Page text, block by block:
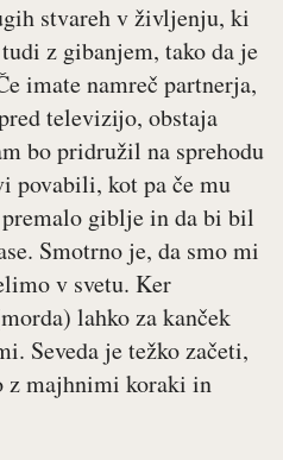
stvareh v življenju, ki
z gibanjem, tako da je
imate namreč partnerja,
televizijo, obstaja
bo pridružil na sprehodu
povabili, kot pa če mu
giblje in da bi bil
Smotrno je, da smo mi
v svetu. Ker
lahko za kanček
Seveda je težko začeti,
z majhnimi koraki in